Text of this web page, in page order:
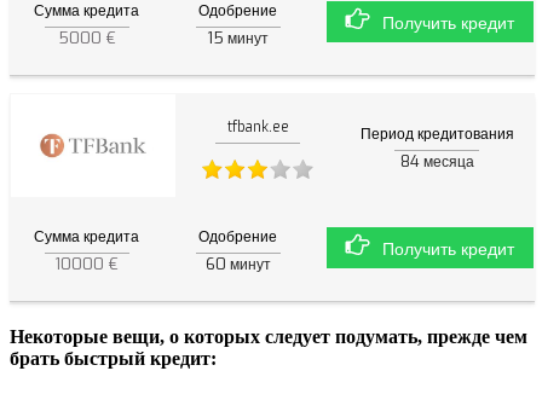
Сумма кредита
5000 €
Одобрение
15 минут
Получить кредит
tfbank.ee Период кредитования
84месяца
Сумма кредита
10000 €
Одобрение
60 минут
Получить кредит
Некоторые вещи, о которых следует подумать, прежде чем
брать быстрый кредит: